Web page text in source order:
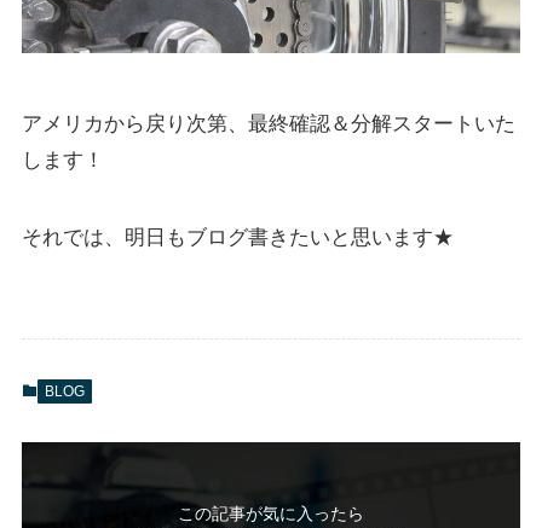
アメリカから戻り次第、最終確認＆分解スタートいた
します！
それでは、明日もブログ書きたいと思います★
BLOG
この記事が気に入ったら